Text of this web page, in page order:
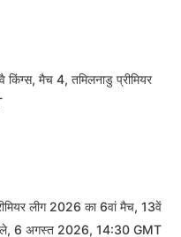
किंग्स, मैच 4, तमिलनाडु प्रीमियर
लीग 2026 का 6वां मैच, 13वें
6 अगस्त 2026, 14:30 GMT